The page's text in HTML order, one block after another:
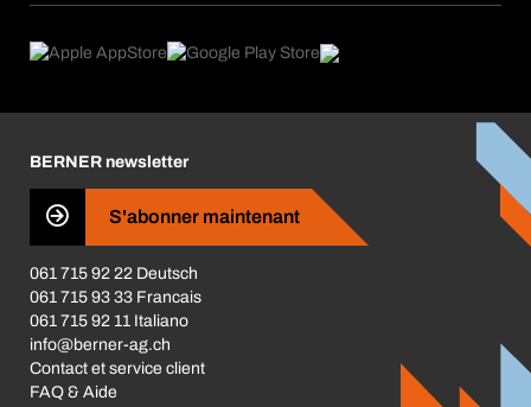
eProcurement
Guides de choix
Ce qui nous motive
Les magasins BERNER
Business Conduct
BERNER newsletter
S'abonner maintenant
061 715 92 22 Deutsch
061 715 93 33 Francais
061 715 92 11 Italiano
info@berner-ag.ch
Contact et service client
FAQ & Aide